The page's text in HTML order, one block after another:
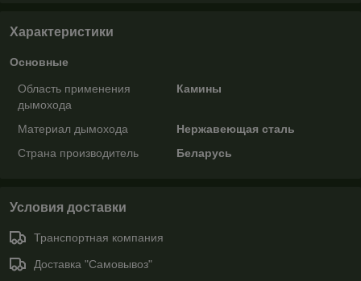
Характеристики
Основные
Область применения
дымохода
Камины
Материал дымохода
Нержавеющая сталь
Страна производитель
Беларусь
Условия доставки
Транспортная компания
Доставка "Самовывоз"